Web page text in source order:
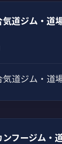
道ジム・道
道ジム・道
フージム・